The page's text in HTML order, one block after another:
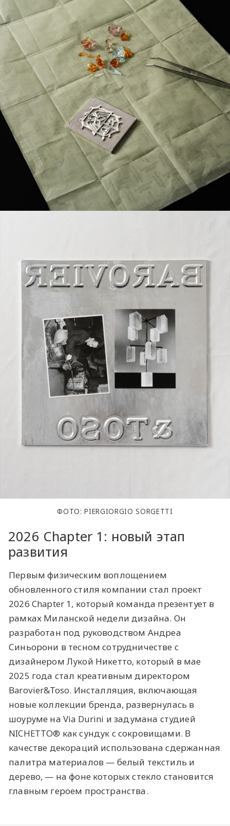
ФОТО: PIERGIORGIO SORGETTI
2026 Chapter 1: новый этап
развития
Первым физическим воплощением
обновленного стиля компании стал проект
2026 Chapter 1, который команда презентует в
рамках Миланской недели дизайна. Он
разработан под руководством Андреа
Синьорони в тесном сотрудничестве с
дизайнером Лукой Никетто, который в мае
2025 года стал креативным директором
Barovier&Toso. Инсталляция, включающая
новые коллекции бренда, развернулась в
шоуруме на Via Durini и задумана студией
NICHETTO® как сундук с сокровищами. В
качестве декораций использована сдержанная
палитра материалов — белый текстиль и
дерево, — на фоне которых стекло становится
главным героем пространства.